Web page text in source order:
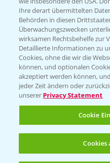
T.+49 (0)214/
Ihre derart übermittelten
Behörden in diesen
Überwachungszwecken
wirksamen Rechtsbehelfe zur
Detaillierte Informationen zu
Cookies, ohne die wir die
können, und optionalen
akzeptiert werden können,
jeder Zeit ändern oder
unserer Privacy Statement
Cookie
Cookies